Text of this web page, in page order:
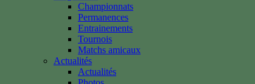
Championnats
Permanences
Entrainements
Tournois
Matchs amicaux
Actualités
Actualités